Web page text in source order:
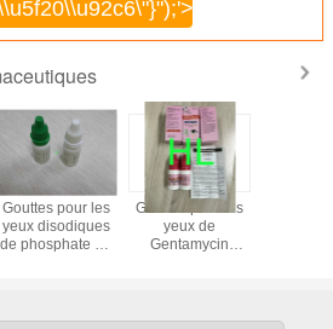
Gouttes pour les
yeux disodiques
de phosphate de
disciforme
Gouttes pour les
yeux de
Gentamycin